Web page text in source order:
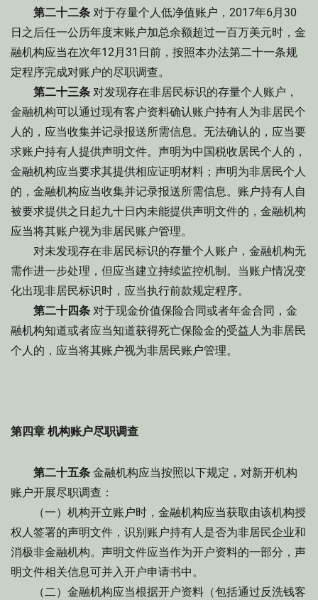
第二十二条 对于存量个人低净值账户，2017年6月30
日之后任一公历年度末账户加总余额超过一百万美元时，金
融机构应当在次年12月31日前，按照本办法第二十一条规
定程序完成对账户的尽职调查。
第二十三条 对发现存在非居民标识的存量个人账户，
金融机构可以通过现有客户资料确认账户持有人为非居民个
人的，应当收集并记录报送所需信息。无法确认的，应当要
求账户持有人提供声明文件。声明为中国税收居民个人的，
金融机构应当要求其提供相应证明材料；声明为非居民个人
的，金融机构应当收集并记录报送所需信息。账户持有人自
被要求提供之日起九十日内未能提供声明文件的，金融机构
应当将其账户视为非居民账户管理。
对未发现存在非居民标识的存量个人账户，金融机构无
需作进一步处理，但应当建立持续监控机制。当账户情况变
化出现非居民标识时，应当执行前款规定程序。
第二十四条 对于现金价值保险合同或者年金合同，金
融机构知道或者应当知道获得死亡保险金的受益人为非居民
个人的，应当将其账户视为非居民账户管理。
第四章 机构账户尽职调查
第二十五条 金融机构应当按照以下规定，对新开机构
账户开展尽职调查：
（一）机构开立账户时，金融机构应当获取由该机构授
权人签署的声明文件，识别账户持有人是否为非居民企业和
消极非金融机构。声明文件应当作为开户资料的一部分，声
明文件相关信息可并入开户申请书中。
（二）金融机构应当根据开户资料（包括通过反洗钱客